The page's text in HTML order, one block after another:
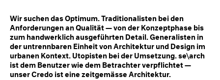
Wir suchen das Optimum. Traditionalisten bei den
Anforderungen an Qualität — von der Konzeptphase bis
zum handwerklich ausgeführten Detail. Generalisten in
der untrennbaren Einheit von Architektur und Design im
urbanen Kontext. Utopisten bei der Umsetzung. se\arch
ist dem Benutzer wie dem Betrachter verpflichtet —
unser Credo ist eine zeitgemässe Architektur.